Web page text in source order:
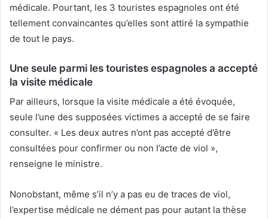
médicale. Pourtant, les 3 touristes espagnoles ont été
tellement convaincantes qu’elles sont attiré la sympathie
de tout le pays.
Une seule parmi les touristes espagnoles a accepté
la visite médicale
Par ailleurs, lorsque la visite médicale a été évoquée,
seule l’une des supposées victimes a accepté de se faire
consulter. « Les deux autres n’ont pas accepté d’être
consultées pour confirmer ou non l’acte de viol »,
renseigne le ministre.
Nonobstant, même s’il n’y a pas eu de traces de viol,
l’expertise médicale ne dément pas pour autant la thèse